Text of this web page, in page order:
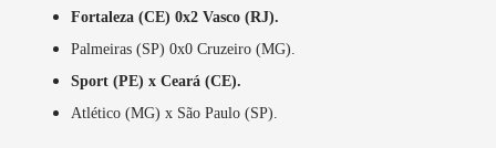
Fortaleza (CE) 0x2 Vasco (RJ).
Palmeiras (SP) 0x0 Cruzeiro (MG).
Sport (PE) x Ceará (CE).
Atlético (MG) x São Paulo (SP).